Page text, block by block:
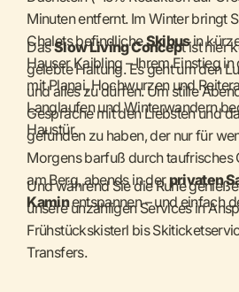
Minuten entfernt. Im Winter bringt
Chalets befindlicheSkibusin
Hauser Kaibling – Ihrem Einstieg
mit Planai, Hochwurzen und
Langlaufen und Winterwandern
Haustür.
DasSlow Living Concept ist hier
gelebte Haltung. Es geht um den
und alles zu dürfen. Um stille
Gespräche mit den Liebsten und
gefunden zu haben, der nur für
Morgens barfuß durch taufrisches
am Berg, abends in derprivaten
Kaminentspannen – und einfach
Und während Sie die Ruhe
unsere unzähligen Services in
Frühstückskisterl bis
Transfers.